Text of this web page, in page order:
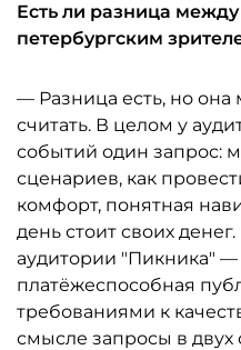
Есть ли разница
петербургским
— Разница есть, но
считать. В целом у
событий один запрос:
сценариев, как
комфорт, понятная
день стоит своих
аудитории "Пикника"
платёжеспособная
требованиями к
смысле запросы в двух